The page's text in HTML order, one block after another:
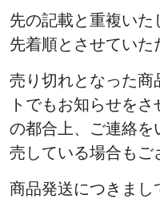
先の記載と重複いた
先着順とさせていた
売り切れとなった商
トでもお知らせを
の都合上、ご連絡を
売している場合もご
商品発送につきまし